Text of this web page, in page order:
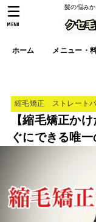
髪の悩み
ホーム メニュー・
MENU
縮毛矯正 ストレート
【縮毛矯正か
ぐにできる唯一